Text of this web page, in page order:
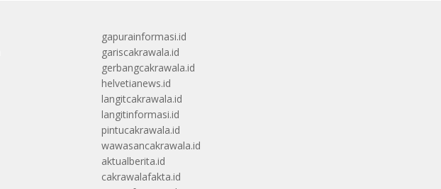
gapurainformasi.id
gariscakrawala.id
gerbangcakrawala.id
helvetianews.id
langitcakrawala.id
langitinformasi.id
pintucakrawala.id
wawasancakrawala.id
aktualberita.id
cakrawalafakta.id